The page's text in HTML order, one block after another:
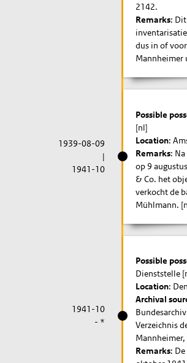
2142.
Remarks:
dus in of
Mannheimer
1939-08-09
|
1941-10
Possible
[nl]
Location:
Remarks:
op 9
& Co. het
verkocht de
Mühlmann.
1941-10
- *
Possible
Dienststelle
Location:
Archival
Verzeichnis
Remarks: